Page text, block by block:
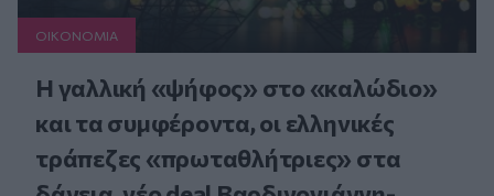
ΟΙΚΟΝΟΜΙΑ
Η γαλλική «ψήφος» στο «καλώδιο»
και τα συμφέροντα, οι ελληνικές
τράπεζες «πρωταθλήτριες» στα